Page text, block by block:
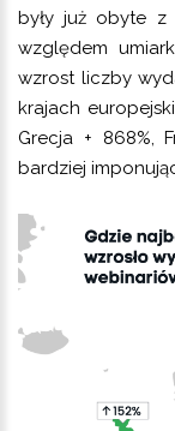
były już obyte z
względem
wzrost liczby
krajach
Grecja + 868%,
bardziej